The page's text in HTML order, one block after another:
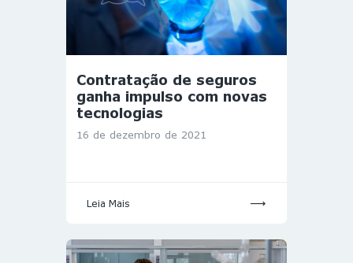
Contratação de seguros
ganha impulso com novas
tecnologias
16 de dezembro de 2021
Leia Mais